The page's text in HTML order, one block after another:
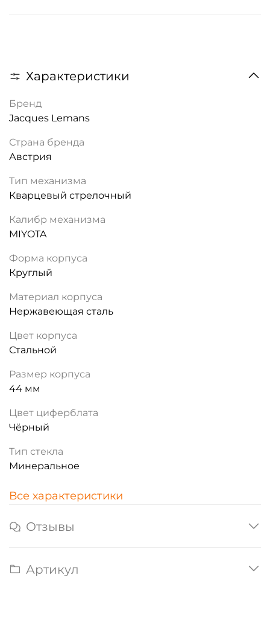
Характеристики
Бренд
Jacques Lemans
Страна бренда
Австрия
Тип механизма
Кварцевый стрелочный
Калибр механизма
MIYOTA
Форма корпуса
Круглый
Материал корпуса
Нержавеющая сталь
Цвет корпуса
Стальной
Размер корпуса
44 мм
Цвет циферблата
Чёрный
Тип стекла
Минеральное
Все характеристики
Отзывы
Артикул